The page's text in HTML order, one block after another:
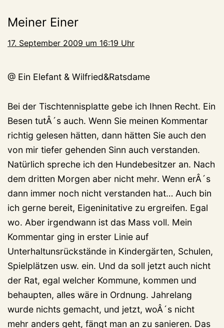
Meiner Einer
17. September 2009 um 16:19 Uhr
@ Ein Elefant & Wilfried&Ratsdame
Bei der Tischtennisplatte gebe ich Ihnen Recht. Ein
Besen tutÂ´s auch. Wenn Sie meinen Kommentar
richtig gelesen hätten, dann hätten Sie auch den
von mir tiefer gehenden Sinn auch verstanden.
Natürlich spreche ich den Hundebesitzer an. Nach
dem dritten Morgen aber nicht mehr. Wenn erÂ´s
dann immer noch nicht verstanden hat… Auch bin
ich gerne bereit, Eigeninitative zu ergreifen. Egal
wo. Aber irgendwann ist das Mass voll. Mein
Kommentar ging in erster Linie auf
Unterhaltunsrückstände in Kindergärten, Schulen,
Spielplätzen usw. ein. Und da soll jetzt auch nicht
der Rat, egal welcher Kommune, kommen und
behaupten, alles wäre in Ordnung. Jahrelang
wurde nichts gemacht, und jetzt, woÂ´s nicht
mehr anders geht, fängt man an zu sanieren. Das